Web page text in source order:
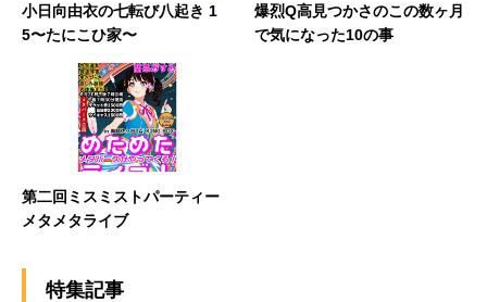
小日向由衣の七転び八起き 1
5〜たにこひ家〜
爆烈Q高見つかさのこの数ヶ月
で気になった10の事
第二回ミスミストパーティー
メタメタライブ
特集記事